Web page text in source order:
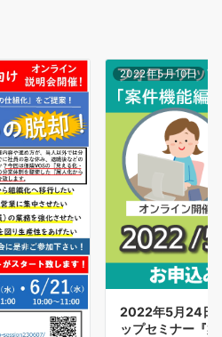
2022年5月10日
2022年5月24日
ップセミナー『